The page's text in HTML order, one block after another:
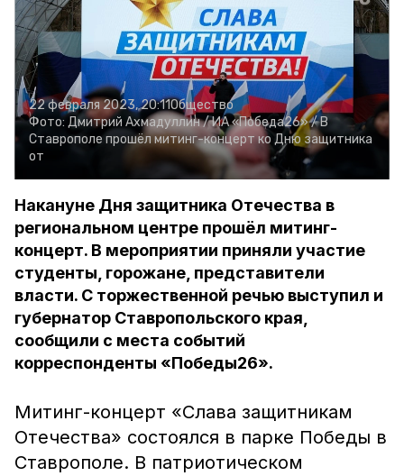
22 февраля 2023, 20:11Общество
Фото: Дмитрий Ахмадуллин /ИА «Победа26» /В
Ставрополе прошёл митинг-концерт ко Дню защитника
от
Накануне Дня защитника Отечества в
региональном центре прошёл митинг-
концерт. В мероприятии приняли участие
студенты, горожане, представители
власти. С торжественной речью выступил и
губернатор Ставропольского края,
сообщили с места событий
корреспонденты «Победы26».
Митинг-концерт «Слава защитникам
Отечества» состоялся в парке Победы в
Ставрополе. В патриотическом